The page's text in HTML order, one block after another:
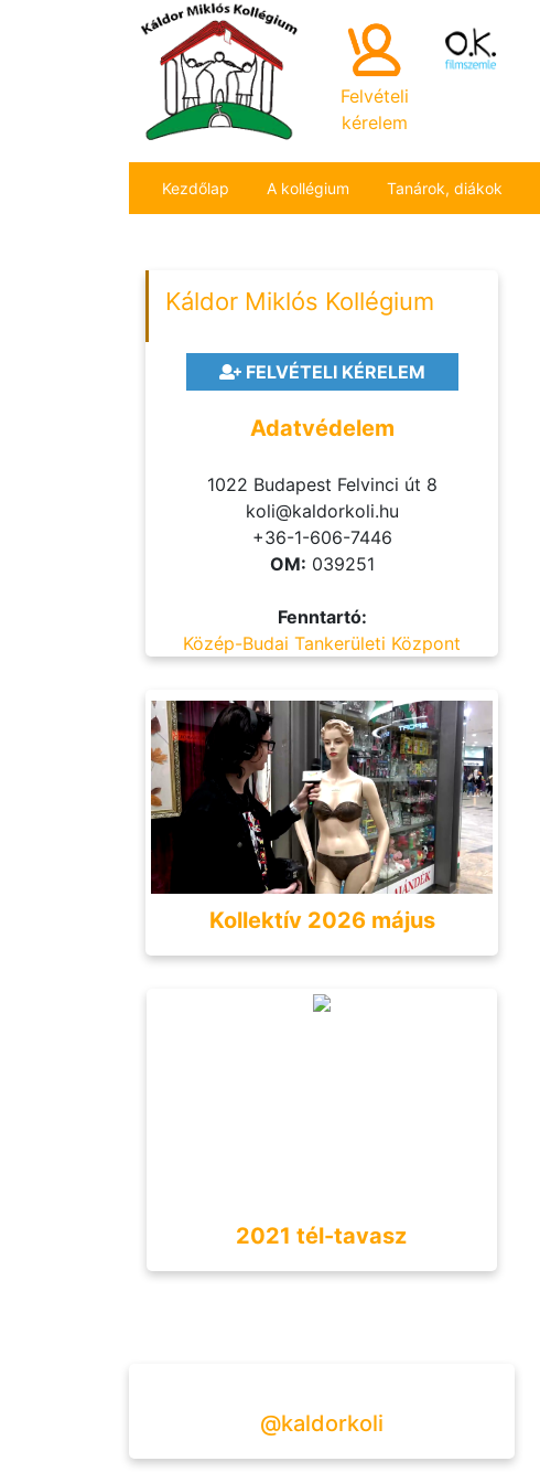
Felvételi
kérelem
Kezdőlap A kollégium Tanárok, diákok
Káldor Miklós Kollégium
FELVÉTELI KÉRELEM
Adatvédelem
1022 Budapest Felvinci út 8
koli@kaldorkoli.hu
+36-1-606-7446
OM: 039251
Fenntartó:
Közép-Budai Tankerületi Központ
Kollektív 2026 május
2021 tél-tavasz
@kaldorkoli